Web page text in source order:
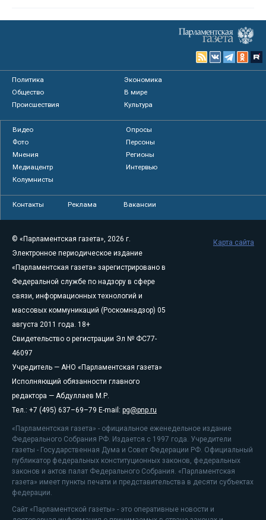
Политика
Экономика
Общество
В мире
Происшествия
Культура
Видео
Опросы
Фото
Персоны
Мнения
Регионы
Медиацентр
Интервью
Колумнисты
Контакты Реклама Вакансии
© «Парламентская газета», 2026 г.
Электронное периодическое издание
«Парламентская газета» зарегистрировано в
Федеральной службе по надзору в сфере
связи, информационных технологий и
массовых коммуникаций (Роскомнадзор) 05
августа 2011 года. 18+
Свидетельство о регистрации Эл № ФС77-
46097
Учредитель — АНО «Парламентская газета»
Исполняющий обязанности главного
редактора — Абдуллаев М.Р.
Тел.: +7 (495) 637–69–79 E-mail: pg@pnp.ru
«Парламентская газета» - официальное еженедельное издание
Федерального Собрания РФ. Издается с 1997 года. Учредители
газеты - Государственная Дума и Совет Федерации РФ. Официальный
публикатор федеральных конституционных законов, федеральных
законов и актов палат Федерального Собрания. «Парламентская
газета» имеет пункты печати и представительства в десяти субъектах
федерации.
Сайт «Парламентской газеты» - это оперативные новости и
Карта сайта